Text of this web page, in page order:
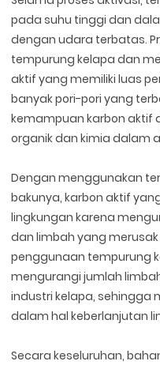
pada suhu tinggi dan
dengan udara terbatas.
tempurung kelapa dan
aktif yang memiliki luas
banyak pori-pori yang
kemampuan karbon
organik dan kimia dalam
Dengan menggunakan
bakunya, karbon aktif
lingkungan karena
dan limbah yang merusak
penggunaan tempurung
mengurangi jumlah
industri kelapa,
dalam hal keberlanjutan
Secara keseluruhan,